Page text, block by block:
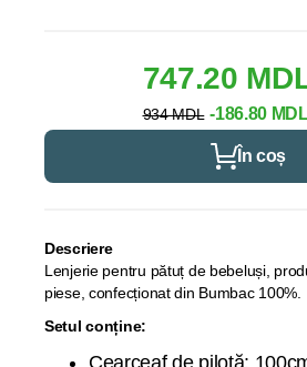
747.20
934 MDL -186.80
În coș
Descriere
Lenjerie pentru pătuț de bebeluși,
piese, confecționat din Bumbac 100%.
Setul conține:
Cearceaf de pilotă: